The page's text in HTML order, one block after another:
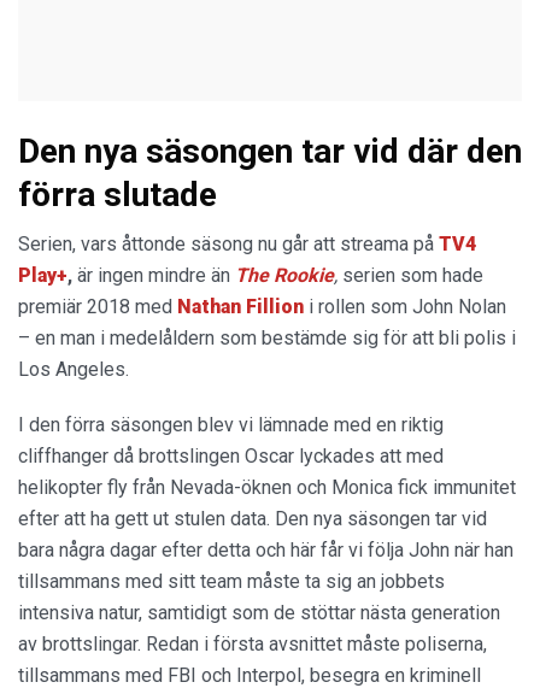
Den nya säsongen tar vid där den
förra slutade
Serien, vars åttonde säsong nu går att streama på TV4
Play+, är ingen mindre än The Rookie, serien som hade
premiär 2018 med Nathan Fillion i rollen som John Nolan
– en man i medelåldern som bestämde sig för att bli polis i
Los Angeles.
I den förra säsongen blev vi lämnade med en riktig
cliffhanger då brottslingen Oscar lyckades att med
helikopter fly från Nevada-öknen och Monica fick immunitet
efter att ha gett ut stulen data. Den nya säsongen tar vid
bara några dagar efter detta och här får vi följa John när han
tillsammans med sitt team måste ta sig an jobbets
intensiva natur, samtidigt som de stöttar nästa generation
av brottslingar. Redan i första avsnittet måste poliserna,
tillsammans med FBI och Interpol, besegra en kriminell